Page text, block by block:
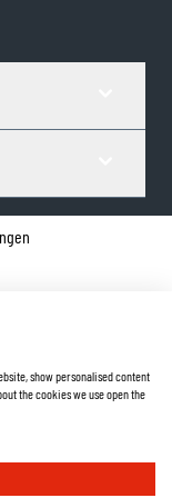
show personalised content
the cookies we use open the